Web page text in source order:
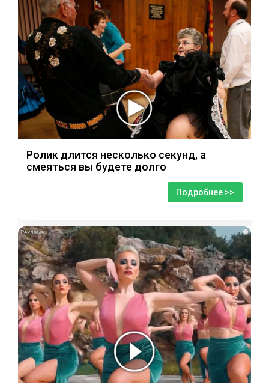
Ролик длится несколько секунд, а
смеяться вы будете долго
Подробнее >>
i